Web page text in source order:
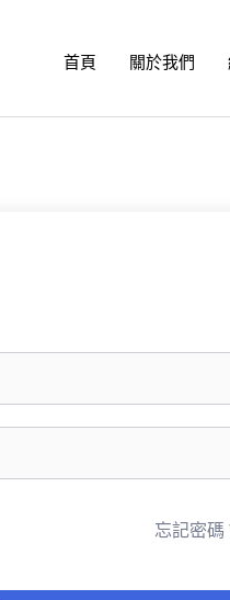
首頁 關於我們
忘記密碼